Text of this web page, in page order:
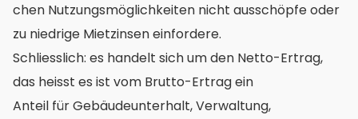
chen Nutzungsmöglichkeiten nicht ausschöpfe oder
zu niedrige Mietzinsen einfordere.
Schliesslich: es handelt sich um den Netto-Ertrag,
das heisst es ist vom Brutto-Ertrag ein
Anteil für Gebäudeunterhalt, Verwaltung,